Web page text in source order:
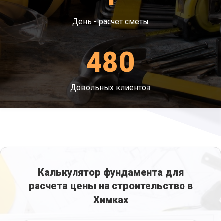
День - расчет сметы
480
Довольных клиентов
Калькулятор фундамента для
расчета цены на строительство в
Химках